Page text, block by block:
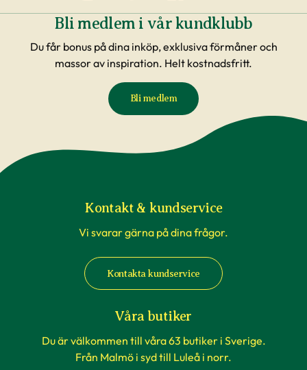
Bli medlem i vår kundklubb
Du får bonus på dina inköp, exklusiva förmåner och
massor av inspiration. Helt kostnadsfritt.
Bli medlem
Kontakt & kundservice
Vi svarar gärna på dina frågor.
Kontakta kundservice
Våra butiker
Du är välkommen till våra 63 butiker i Sverige.
Från Malmö i syd till Luleå i norr.